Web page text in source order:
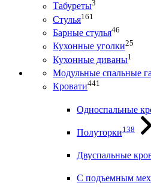
Табуреты3
Стулья161
Барные стулья46
Кухонные уголки25
Кухонные диваны1
Модульные спальные
Кровати441
Односпальные
Полуторки138
Двуспальные
С подъемным